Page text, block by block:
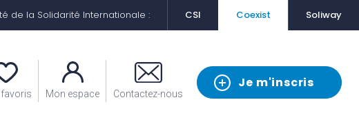
de la Solidarité Internationale : CSI Coexist Soliway
Mon espace
Je m'inscris
Contactez-nous